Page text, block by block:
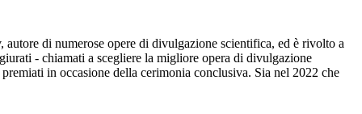
di numerose opere di divulgazione scientifica, ed è rivolto a
- chiamati a scegliere la migliore opera di divulgazione
in occasione della cerimonia conclusiva. Sia nel 2022 che